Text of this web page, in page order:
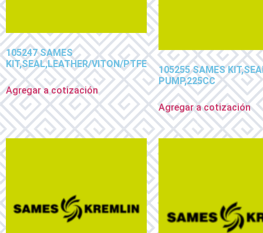
105247 SAMES
KIT,SEAL,LEATHER/VITON/PTFE
Agregar a cotización
105255 SAMES
PUMP,225CC
Agregar a cotización